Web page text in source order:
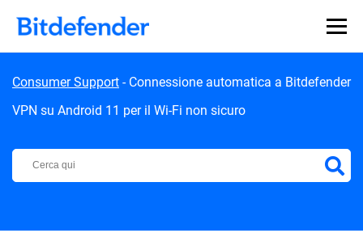
Consumer Support - Connessione automatica a Bitdefender
VPN su Android 11 per il Wi-Fi non sicuro
Centro di Supporto Bitdefender